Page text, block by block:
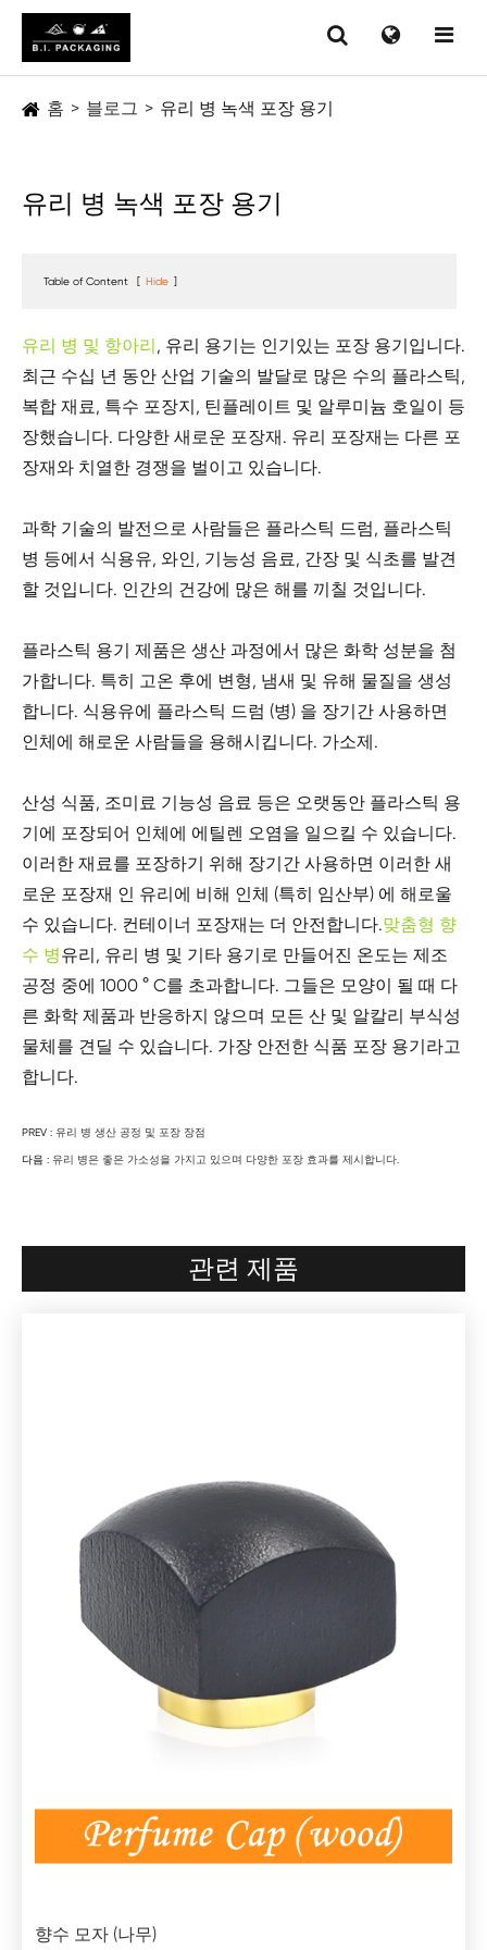
홈 블로그 유리 병 녹색 포장 용기
유리 병 녹색 포장 용기
Table of Content [ Hide ]
유리 병 및 항아리, 유리 용기는 인기있는 포장 용기입니다.
최근 수십 년 동안 산업 기술의 발달로 많은 수의 플라스틱,
복합 재료, 특수 포장지, 틴플레이트 및 알루미늄 호일이 등
장했습니다. 다양한 새로운 포장재. 유리 포장재는 다른 포
장재와 치열한 경쟁을 벌이고 있습니다.
과학 기술의 발전으로 사람들은 플라스틱 드럼, 플라스틱
병 등에서 식용유, 와인, 기능성 음료, 간장 및 식초를 발견
할 것입니다. 인간의 건강에 많은 해를 끼칠 것입니다.
플라스틱 용기 제품은 생산 과정에서 많은 화학 성분을 첨
가합니다. 특히 고온 후에 변형, 냄새 및 유해 물질을 생성
합니다. 식용유에 플라스틱 드럼 (병) 을 장기간 사용하면
인체에 해로운 사람들을 용해시킵니다. 가소제.
산성 식품, 조미료 기능성 음료 등은 오랫동안 플라스틱 용
기에 포장되어 인체에 에틸렌 오염을 일으킬 수 있습니다.
이러한 재료를 포장하기 위해 장기간 사용하면 이러한 새
로운 포장재 인 유리에 비해 인체 (특히 임산부) 에 해로울
수 있습니다. 컨테이너 포장재는 더 안전합니다.맞춤형 향
수 병유리, 유리 병 및 기타 용기로 만들어진 온도는 제조
공정 중에 1000 ° C를 초과합니다. 그들은 모양이 될 때 다
른 화학 제품과 반응하지 않으며 모든 산 및 알칼리 부식성
물체를 견딜 수 있습니다. 가장 안전한 식품 포장 용기라고
합니다.
PREV : 유리 병 생산 공정 및 포장 장점
다음 : 유리 병은 좋은 가소성을 가지고 있으며 다양한 포장 효과를 제시합니다.
관련 제품
향수 모자 (나무)